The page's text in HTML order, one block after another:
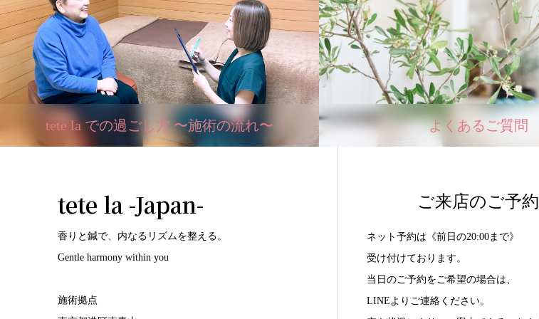
tete la での過ごし方 〜施術の流れ〜 よくあるご質問
tete la -Japan-
香りと鍼で、内なるリズムを整える。
Gentle harmony within you
施術拠点
ご来店のご予約
ネット予約は《前日の20:00まで》
受け付けております。
当日のご予約をご希望の場合は、
LINEよりご連絡ください。